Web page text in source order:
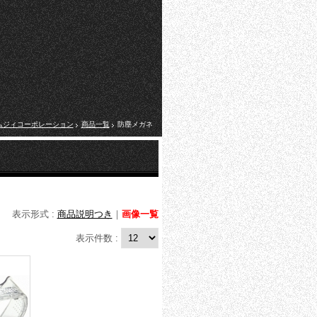
ジィコーポレーション 商品一覧 防塵メガネ
表示形式 : 商品説明つき ｜ 画像一覧
表示件数 :